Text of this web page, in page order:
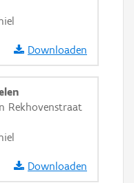
Downloaden
Rekhovenstraat
Downloaden